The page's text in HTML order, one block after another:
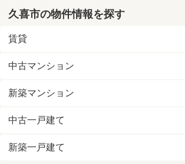
久喜市の物件情報を探す
賃貸
中古マンション
新築マンション
中古一戸建て
新築一戸建て